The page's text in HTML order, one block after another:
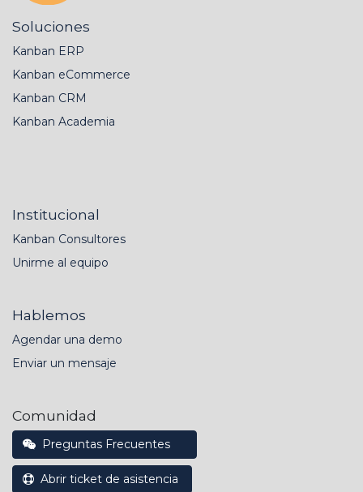
Soluciones
Kanban ERP
Kanban eCommerce
Kanban CRM
Kanban Academia
Institucional
Kanban Consultores
Unirme al equipo
Hablemos
Agendar una demo
Enviar un mensaje
Comunidad
Preguntas Frecuentes
Abrir ticket de asistencia